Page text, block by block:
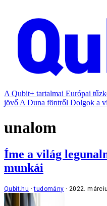
A Qubit+ tartalmai Európai
jövő A Duna föntről Dolgok a
unalom
Íme a világ
munkái
Qubit.hu tudomány 2022.